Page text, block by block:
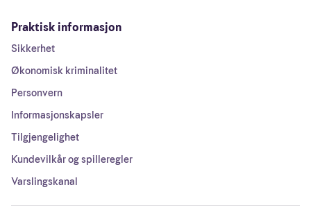
Praktisk informasjon
Sikkerhet
Økonomisk kriminalitet
Personvern
Informasjonskapsler
Tilgjengelighet
Kundevilkår og spilleregler
Varslingskanal